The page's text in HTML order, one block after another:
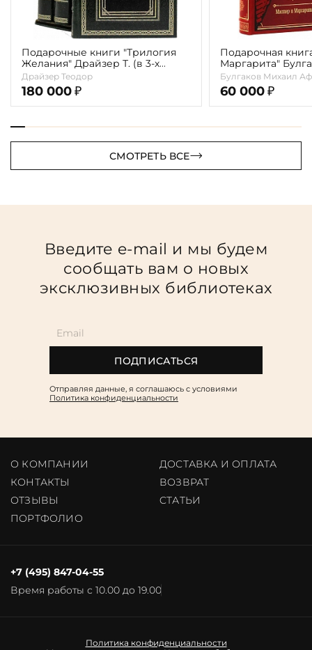
Подарочные книги "Трилогия
Желания" Драйзер Т. (в 3-х
томах)
Драйзер Теодор
180 000 ₽
Подарочная
Маргарита"
Булгаков Михаил
60 000 ₽
СМОТРЕТЬ ВСЕ
Введите e-mail и мы будем
сообщать вам о новых
эксклюзивных библиотеках
ПОДПИСАТЬСЯ
Отправляя данные, я соглашаюсь c условиями
Политика конфиденциальности
О КОМПАНИИ
ДОСТАВКА И ОПЛАТА
КОНТАКТЫ
ВОЗВРАТ
ОТЗЫВЫ
CТАТЬИ
ПОРТФОЛИО
Время работы с 10.00 до 19.00
+7 (495) 847-04-55
Политика конфиденциальности